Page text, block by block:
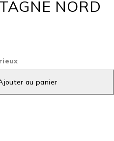
NORD
au panier